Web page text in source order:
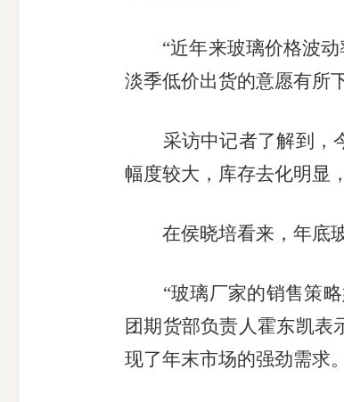
“近年来玻璃价格波
淡季低价出货的意愿有所
采访中记者了解到，
幅度较大，库存去化明显
在侯晓培看来，年底
“玻璃厂家的销售策
团期货部负责人霍东凯表
现了年末市场的强劲需求。